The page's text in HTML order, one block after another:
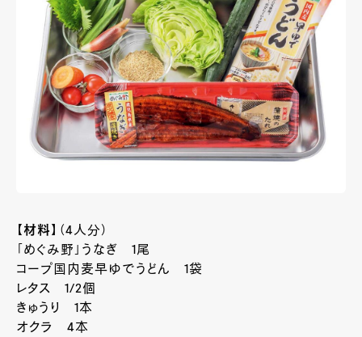
【材料】 （4人分）
「めぐみ野」うなぎ 1尾
コープ国内麦早ゆでうどん 1袋
レタス 1/2個
きゅうり 1本
オクラ 4本